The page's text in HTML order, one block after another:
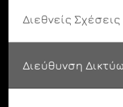
Διεθνείς
Διεύθυνση